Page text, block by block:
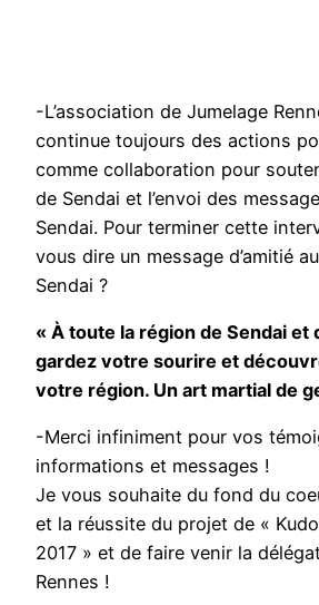
-L’association de Jumelage
continue toujours des actions
comme collaboration pour
de Sendai et l’envoi des
Sendai. Pour terminer cette
vous dire un message d’amitié
Sendai ?
« À toute la région de Sendai et
gardez votre sourire et
votre région. Un art martial de
-Merci infiniment pour vos
informations et messages !
Je vous souhaite du fond du
et la réussite du projet de «
2017 » et de faire venir la
Rennes !